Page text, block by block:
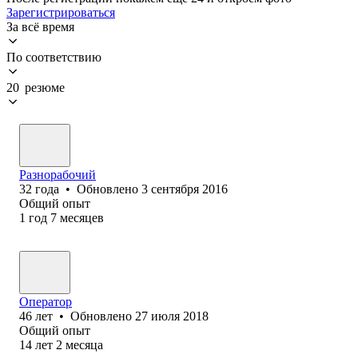
Зарегистрироваться
За всё время
По соответствию
20 резюме
Разнорабочий
32 года • Обновлено 3 сентября 2016
Общий опыт
1 год 7 месяцев
Оператор
46 лет • Обновлено 27 июля 2018
Общий опыт
14 лет 2 месяца